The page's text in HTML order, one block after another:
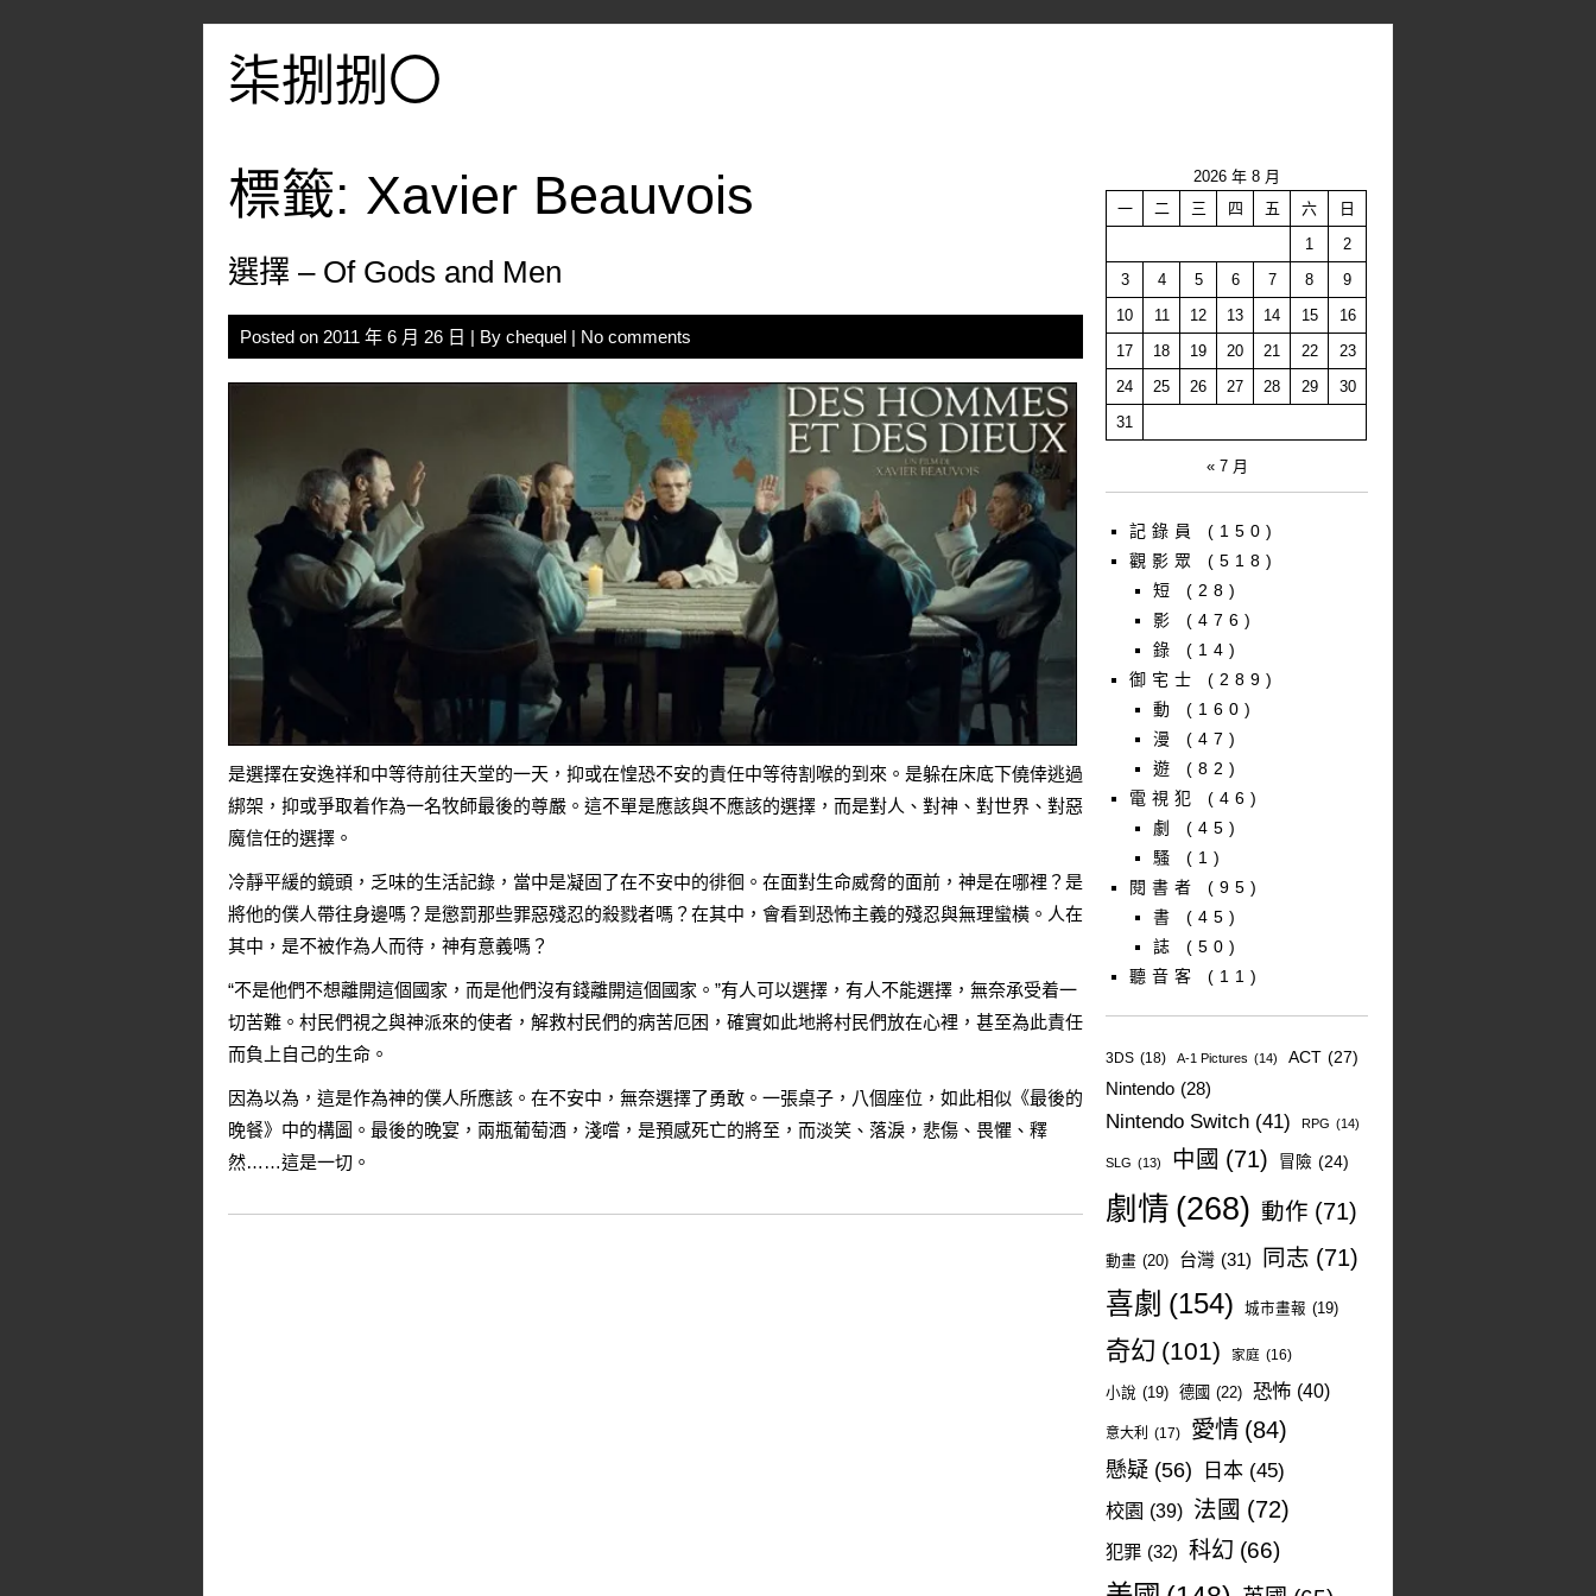
柒捌捌〇
標籤: Xavier Beauvois
選擇 – Of Gods and Men
Posted on 2011 年 6 月 26 日 | By chequel | No comments
是選擇在安逸祥和中等待前往天堂的一天，抑或在惶恐不安的責任中等待割喉的到來。是躲在床底下僥倖逃過
綁架，抑或爭取着作為一名牧師最後的尊嚴。這不單是應該與不應該的選擇，而是對人、對神、對世界、對惡
魔信任的選擇。
冷靜平緩的鏡頭，乏味的生活記錄，當中是凝固了在不安中的徘徊。在面對生命威脅的面前，神是在哪裡？是
將他的僕人帶往身邊嗎？是懲罰那些罪惡殘忍的殺戮者嗎？在其中，會看到恐怖主義的殘忍與無理蠻橫。人在
其中，是不被作為人而待，神有意義嗎？
“不是他們不想離開這個國家，而是他們沒有錢離開這個國家。”有人可以選擇，有人不能選擇，無奈承受着一
切苦難。村民們視之與神派來的使者，解救村民們的病苦厄困，確實如此地將村民們放在心裡，甚至為此責任
而負上自己的生命。
因為以為，這是作為神的僕人所應該。在不安中，無奈選擇了勇敢。一張桌子，八個座位，如此相似《最後的
晚餐》中的構圖。最後的晚宴，兩瓶葡萄酒，淺嚐，是預感死亡的將至，而淡笑、落淚，悲傷、畏懼、釋
然……這是一切。
2026 年 8 月
一
二 三 四 五 六
日
1
2
3
4 5 6 7 8
9
10
11 12 13 14 15
16
17
18 19 20 21 22
23
24
25 26 27 28 29
30
31
« 7 月
記錄員
(150)
觀影眾
(518)
短
(28)
影
(476)
錄
(14)
御宅士
(289)
動
(160)
漫
(47)
遊
(82)
電視犯
(46)
劇
(45)
騷
(1)
閱書者
(95)
書
(45)
誌
(50)
聽音客
(11)
3DS (18) A-1 Pictures (14) ACT (27)
Nintendo (28)
Nintendo Switch (41) RPG (14)
SLG (13) 中國 (71) 冒險 (24)
劇情 (268) 動作 (71)
動畫 (20) 台灣 (31) 同志 (71)
喜劇 (154) 城市畫報 (19)
奇幻 (101) 家庭 (16)
小說 (19) 德國 (22) 恐怖 (40)
意大利 (17) 愛情 (84)
懸疑 (56) 日本 (45)
校園 (39) 法國 (72)
犯罪 (32) 科幻 (66)